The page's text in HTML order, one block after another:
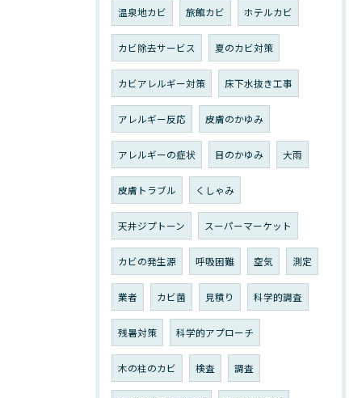
温泉地カビ 旅館カビ ホテルカビ
カビ除去サービス 夏のカビ対策
カビアレルギー対策 床下水抜き工事
アレルギー反応 皮膚のかゆみ
アレルギーの症状 目のかゆみ 大雨
皮膚トラブル くしゃみ
天井ジプトーン スーパーマーケット
カビの発生源 呼吸困難 空気 測定
業者 カビ菌 見積り 科学的調査
残暑対策 科学的アプローチ
木の柱のカビ 検査 調査